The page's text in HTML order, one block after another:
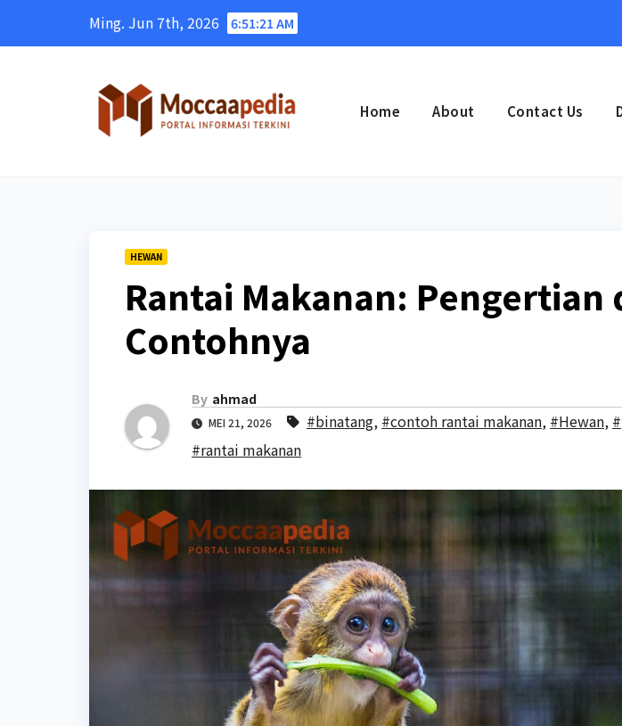
Ming. Jun 7th, 2026 6:51:23 AM
Home About Contact Us
HEWAN
Rantai Makanan: Pengertian
Contohnya
By ahmad
MEI 21, 2026 #binatang, #contoh rantai makanan, #Hewan,
#rantai makanan